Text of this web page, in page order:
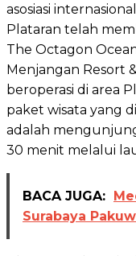
asosiasi
Plataran telah
The Octagon
Menjangan Resort
beroperasi di area
paket wisata yang
adalah
30 menit melalui
BACA JUGA:
Surabaya